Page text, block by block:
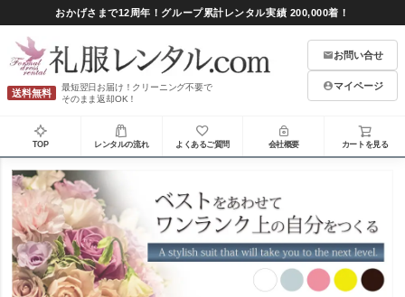
おかげさまで12周年！グループ累計レンタル実績 200,000着！
送料無料
最短翌日お届け！クリーニング不要で
そのまま返却OK！
お問い合せ
マイページ
TOP レンタルの流れ よくあるご質問 会社概要 カートを見る